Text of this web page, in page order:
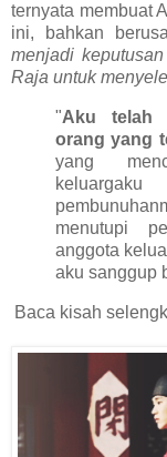
ternyata membuat
ini, bahkan
menjadi
Raja untuk
"Aku telah
orang yang
yang
menutupi
anggota
aku sanggup
Baca kisah